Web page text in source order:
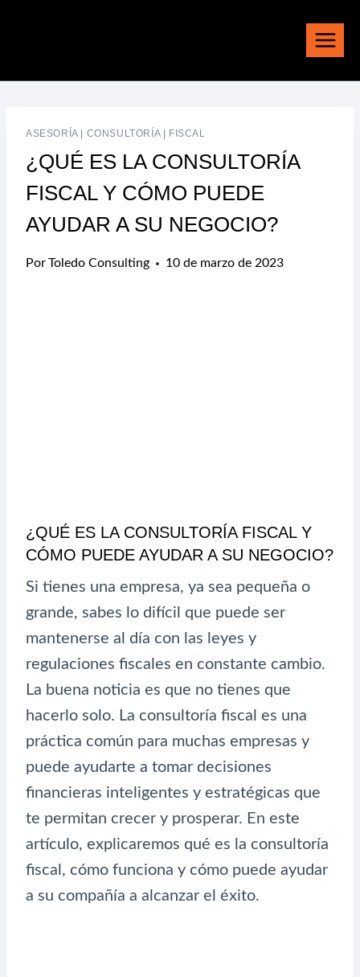
ASESORÍA| CONSULTORÍA| FISCAL
¿QUÉ ES LA CONSULTORÍA
FISCAL Y CÓMO PUEDE
AYUDAR A SU NEGOCIO?
PorToledo Consulting 10 de marzo de 2023
¿QUÉ ES LA CONSULTORÍA FISCAL Y
CÓMO PUEDE AYUDAR A SU NEGOCIO?
Si tienes una empresa, ya sea pequeña o
grande, sabes lo difícil que puede ser
mantenerse al día con las leyes y
regulaciones fiscales en constante cambio.
La buena noticia es que no tienes que
hacerlo solo. La consultoría fiscal es una
práctica común para muchas empresas y
puede ayudarte a tomar decisiones
financieras inteligentes y estratégicas que
te permitan crecer y prosperar. En este
artículo, explicaremos qué es la consultoría
fiscal, cómo funciona y cómo puede ayudar
a su compañía a alcanzar el éxito.